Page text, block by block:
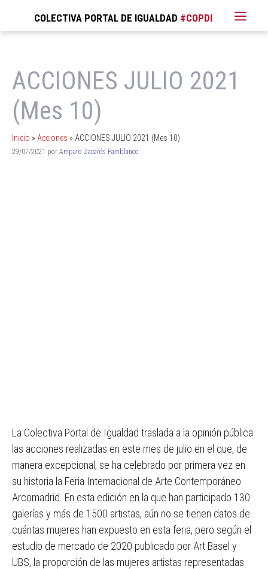
COLECTIVA PORTAL DE IGUALDAD
ACCIONES JULIO 2021
(Mes 10)
Inicio » Acciones » ACCIONES JULIO 2021 (Mes 10)
29/07/2021 por Amparo Zacarés Pamblanco
La Colectiva Portal de Igualdad traslada a la opinión pública
las acciones realizadas en este mes de julio en el que, de
manera excepcional, se ha celebrado por primera vez en
su historia la Feria Internacional de Arte Contemporáneo
Arcomadrid. En esta edición en la que han participado 130
galerías y más de 1500 artistas, aún no se tienen datos de
cuántas mujeres han expuesto en esta feria, pero según el
estudio de mercado de 2020 publicado por Art Basel y
UBS, la proporción de las mujeres artistas representadas